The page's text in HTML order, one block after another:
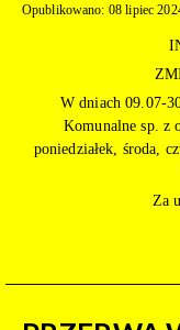
Opublikowano: 08 lipiec
W dniach 09.07-
Komunalne sp. z
poniedziałek, środa,
Za